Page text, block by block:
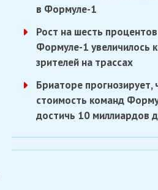
в Формуле-1
Рост на шесть
Формуле-1 увеличилось
зрителей на трассах
Бриаторе прогнозирует,
стоимость команд
достичь 10 миллиардов